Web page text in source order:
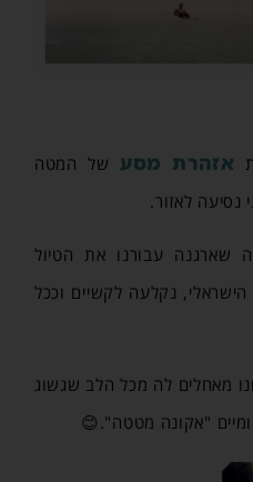
אזהרת מסע של המטה
לאזור.
שארגנה עבורנו את הטיול
נקלעה לקשיים וככל
מאחלים לה מכל הלב שגשוג
"אקונה מטטה".😊